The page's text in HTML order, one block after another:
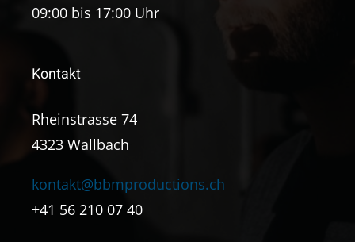
09:00 bis 17:00 Uhr
Kontakt
Rheinstrasse 74
4323 Wallbach
kontakt@bbmproductions.ch
+41 56 210 07 40